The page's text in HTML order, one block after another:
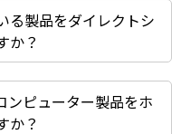
る製品をダイレクトシ
か？
ンピューター製品をホ
か？